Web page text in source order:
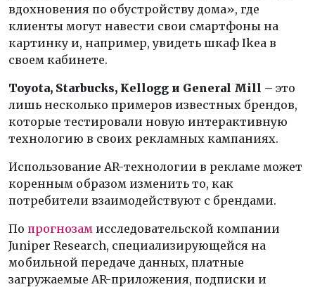
вдохновения по обустройству дома», где
клиенты могут навести свои смартфоны на
картинку и, например, увидеть шкаф Ikea в
своем кабинете.
Toyota, Starbucks, Kellogg и General Mill – это
лишь несколько примеров известных брендов,
которые тестировали новую интерактивную
технологию в своих рекламных кампаниях.
Использование AR-технологии в рекламе может
коренным образом изменить то, как
потребители взаимодействуют с брендами.
По прогнозам исследовательской компании
Juniper Research, специализирующейся на
мобильной передаче данных, платные
загружаемые AR-приложения, подписки и